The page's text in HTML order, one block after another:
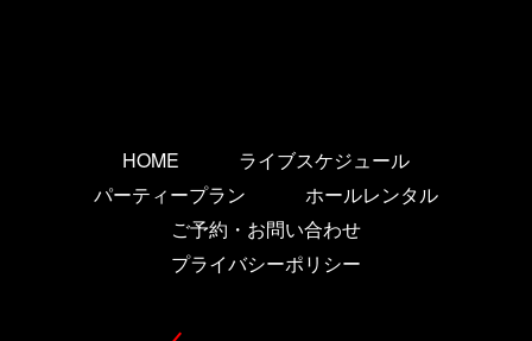
HOME
ライブスケジュール
パーティープラン
ホールレンタル
ご予約・お問い合わせ
プライバシーポリシー